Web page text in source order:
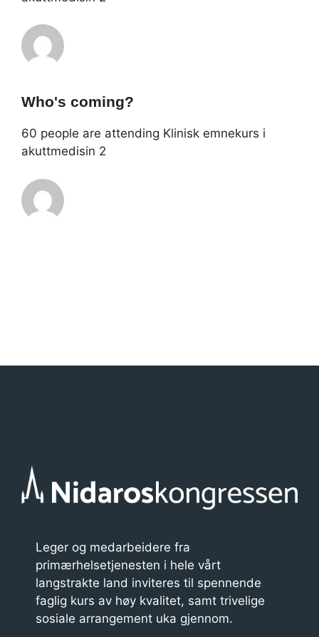
Who's coming?
60 people are attending Klinisk emnekurs i
akuttmedisin 2
n
t
Leger og medarbeidere fra
primærhelsetjenesten i hele vårt
langstrakte land inviteres til spennende
faglig kurs av høy kvalitet, samt trivelige
sosiale arrangement uka gjennom.